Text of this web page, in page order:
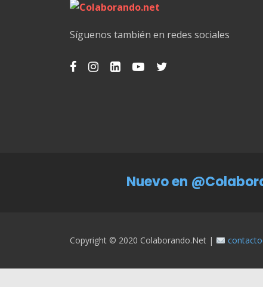
Síguenos también en redes sociales
Nuevo en
Copyright © 2020 Colaborando.net |